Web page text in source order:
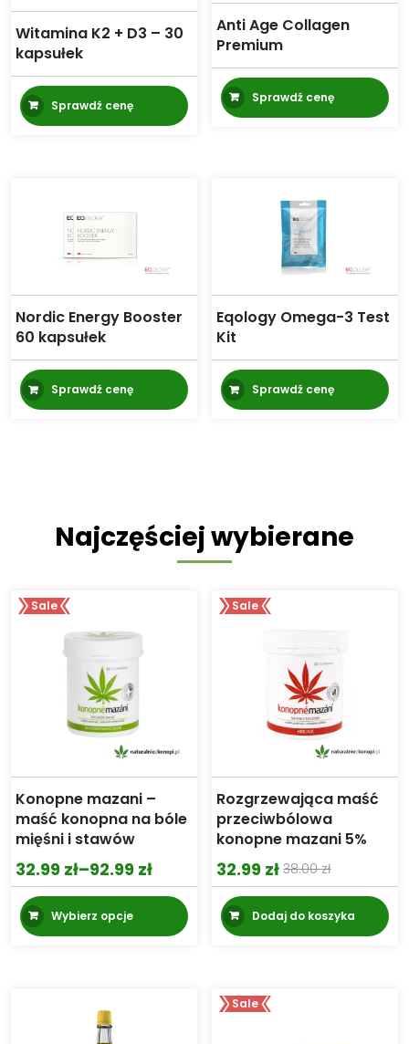
Witamina K2 + D3 – 30
kapsułek
Sprawdź cenę
Anti Age Collagen
Premium
Sprawdź cenę
Nordic Energy Booster
60 kapsułek
Sprawdź cenę
Eqology Omega-3 Test
Kit
Sprawdź cenę
Najczęściej wybierane
Sale
Konopne mazani –
maść konopna na bóle
mięśni i stawów
32.99 zł–92.99 zł
Zakres
cen:
od
Wybierz opcje
Ten
produkt
wariantów.
Opcje
Sale
Rozgrzewająca maść
przeciwbólowa
konopne mazani 5%
38.00zł
Pierwotna
cena
wynosiła:
32.99 zł
Aktualna
cena
wynosi:
Dodaj do koszyka
Sale